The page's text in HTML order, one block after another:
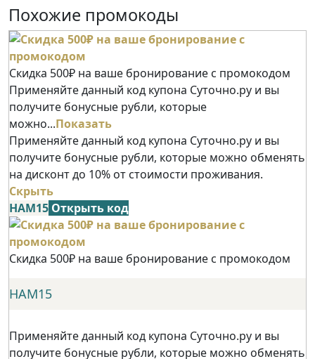
Похожие промокоды
Скидка 500₽ на ваше бронирование с промокодом
Применяйте данный код купона Суточно.ру и вы
получите бонусные рубли, которые
можно...Показать
Применяйте данный код купона Суточно.ру и вы
получите бонусные рубли, которые можно обменять
на дисконт до 10% от стоимости проживания.
Скрыть
НАМ15 Открыть код
Скидка 500₽ на ваше бронирование с промокодом
НАМ15
Применяйте данный код купона Суточно.ру и вы
получите бонусные рубли, которые можно обменять